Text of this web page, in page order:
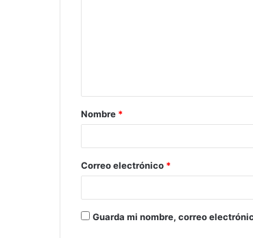
Nombre *
Correo electrónico *
Guarda mi nombre, correo